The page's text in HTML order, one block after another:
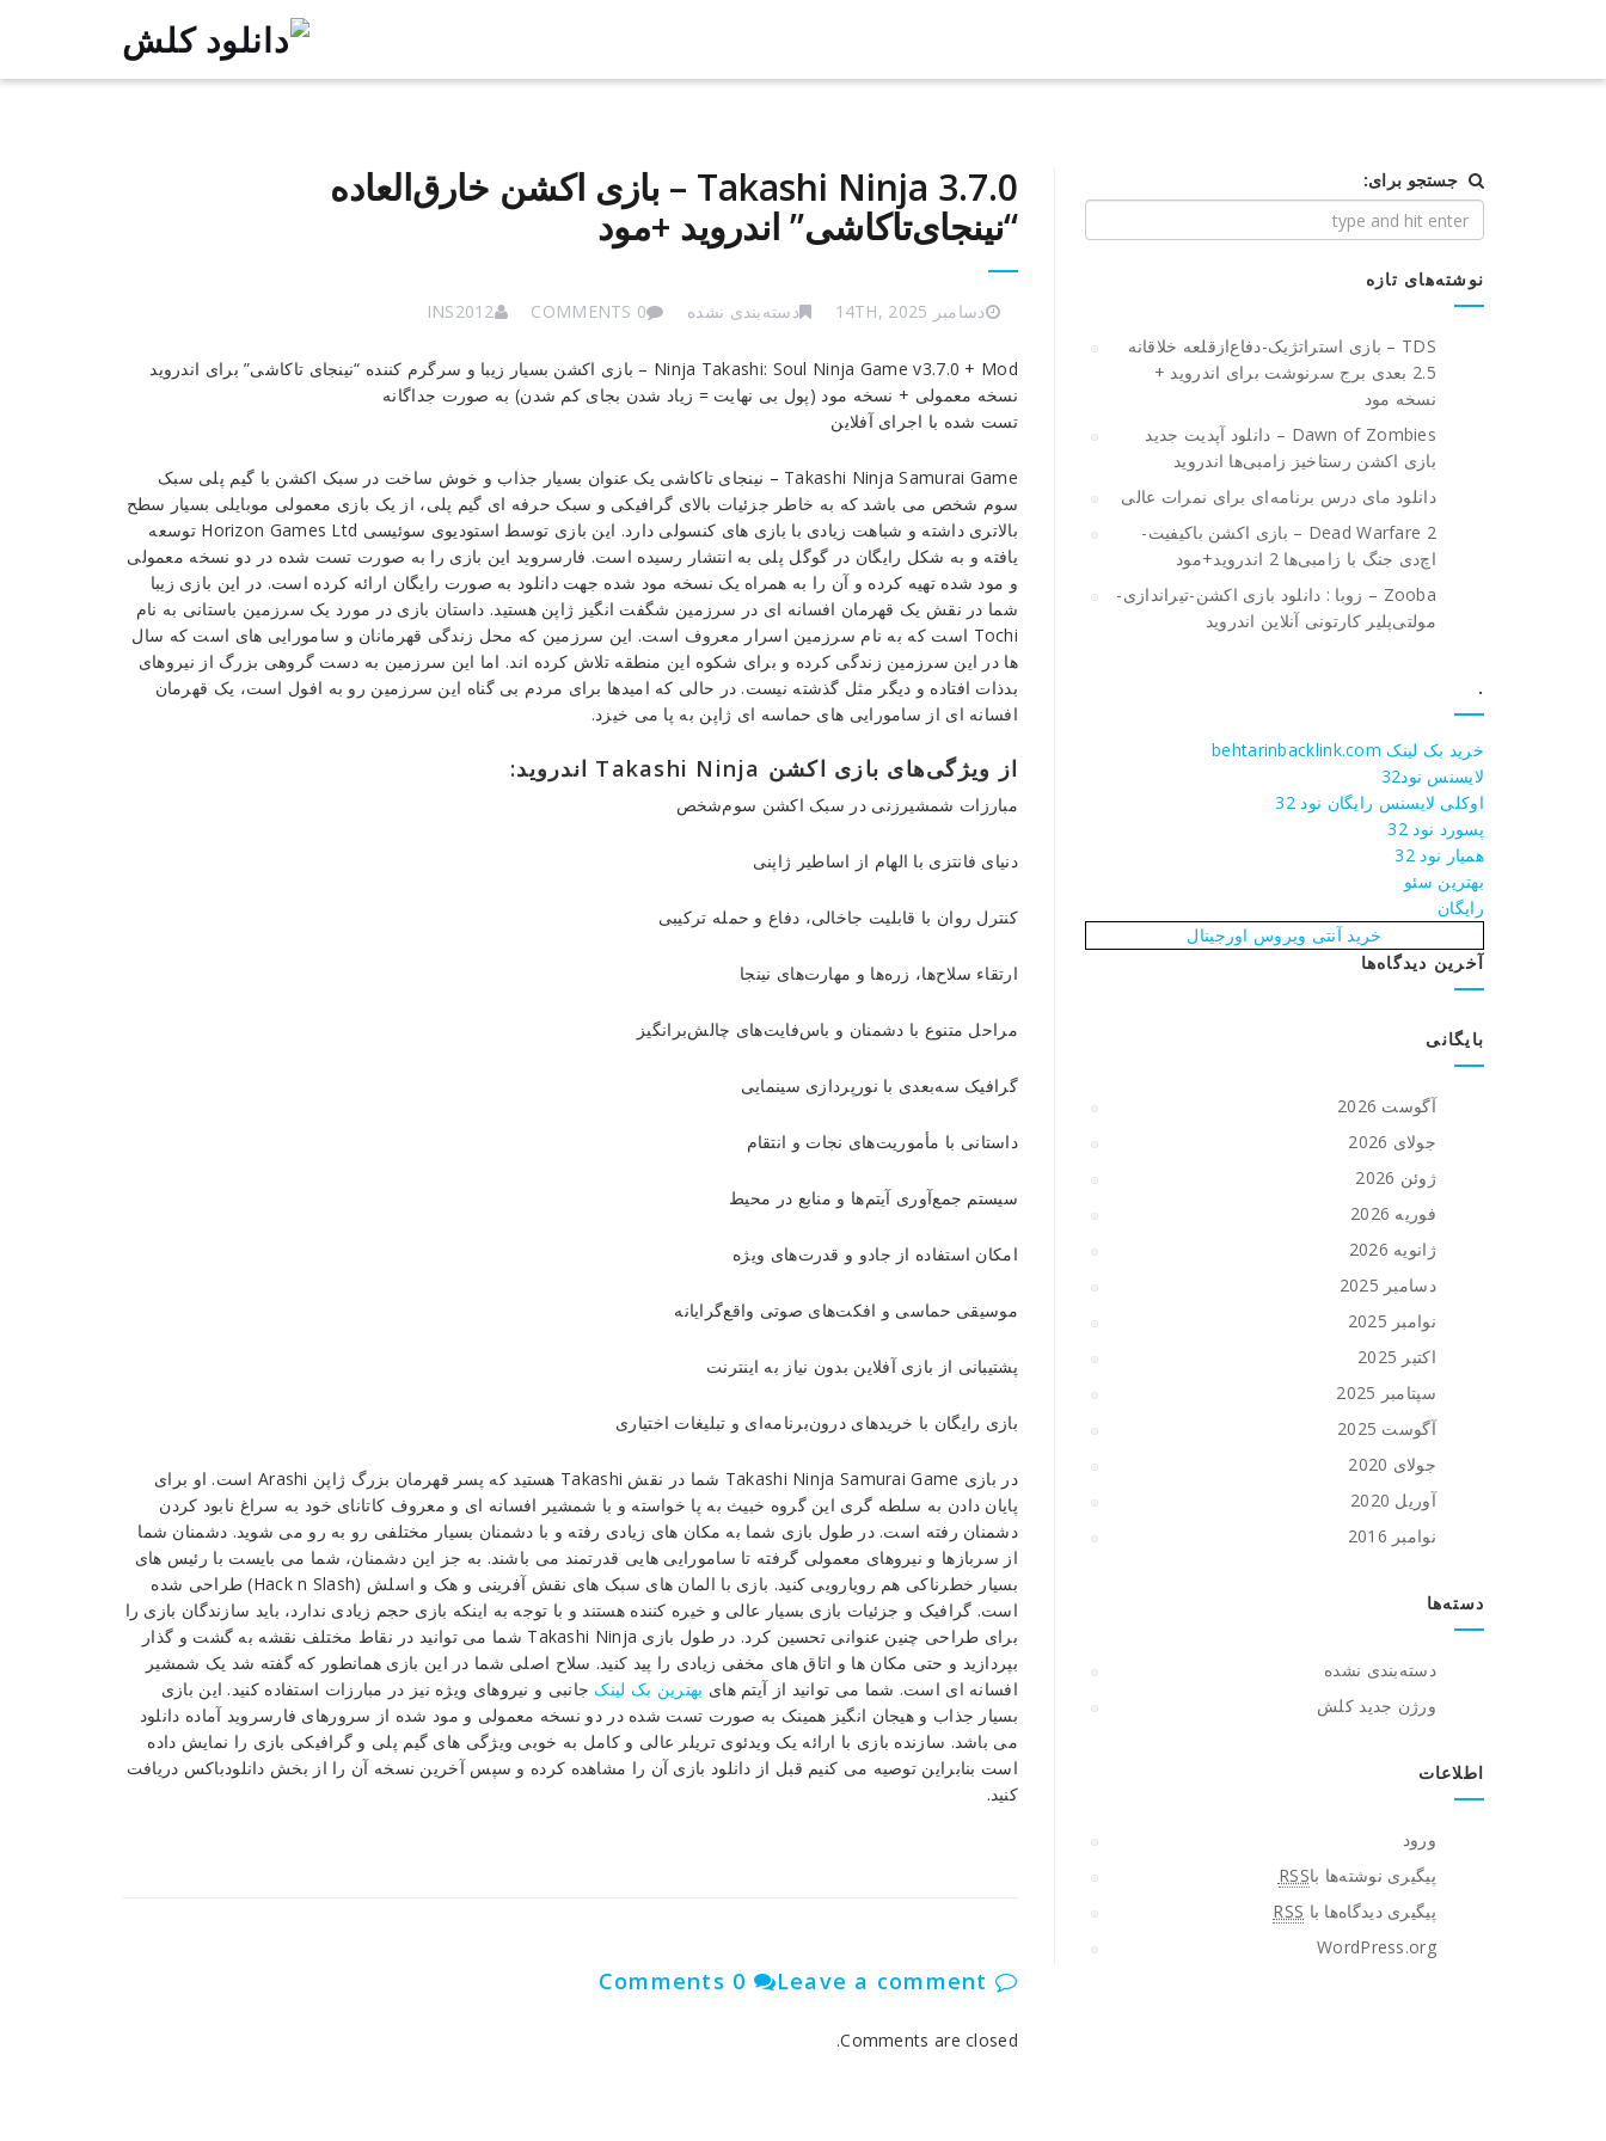
Takashi Ninja 3.7.0 – بازی اکشن خارق‌العاده
“نینجای‌تاکاشی” اندروید +مود
دسامبر 14TH, 2025 دسته‌بندی نشده 0 COMMENTS
INS2012
Takashi
Ninja
3.7.0
خارق‌العاده
“نینجای‌تاکاشی”
اندروید
+مود
Reviewed
Ins2012
Dec
14Rating:
Ninja Takashi: Soul Ninja Game v3.7.0 + Mod – بازی اکشن بسیار زیبا و سرگرم کننده “نینجای تاکاشی” برای اندروید
نسخه معمولی + نسخه مود (پول بی نهایت = زیاد شدن بجای کم شدن) به صورت جداگانه
تست شده با اجرای آفلاین
Takashi Ninja Samurai Game – نینجای تاکاشی یک عنوان بسیار جذاب و خوش ساخت در سبک اکشن با گیم پلی سبک
سوم شخص می باشد که به خاطر جزئیات بالای گرافیکی و سبک حرفه ای گیم پلی، از یک بازی معمولی موبایلی بسیار سطح
بالاتری داشته و شباهت زیادی با بازی های کنسولی دارد. این بازی توسط استودیوی سوئیسی Horizon Games Ltd توسعه
یافته و به شکل رایگان در گوگل پلی به انتشار رسیده است. فارسروید این بازی را به صورت تست شده در دو نسخه معمولی
و مود شده تهیه کرده و آن را به همراه یک نسخه مود شده جهت دانلود به صورت رایگان ارائه کرده است. در این بازی زیبا
شما در نقش یک قهرمان افسانه ای در سرزمین شگفت انگیز ژاپن هستید. داستان بازی در مورد یک سرزمین باستانی به نام
Tochi است که به نام سرزمین اسرار معروف است. این سرزمین که محل زندگی قهرمانان و سامورایی های است که سال
ها در این سرزمین زندگی کرده و برای شکوه این منطقه تلاش کرده اند. اما این سرزمین به دست گروهی بزرگ از نیروهای
بدذات افتاده و دیگر مثل گذشته نیست. در حالی که امیدها برای مردم بی گناه این سرزمین رو به افول است، یک قهرمان
افسانه ای از سامورایی های حماسه ای ژاپن به پا می خیزد.
از ویژگی‌های بازی اکشن Takashi Ninja اندروید:
مبارزات شمشیرزنی در سبک اکشن سوم‌شخص
دنیای فانتزی با الهام از اساطیر ژاپنی
کنترل روان با قابلیت جاخالی، دفاع و حمله ترکیبی
ارتقاء سلاح‌ها، زره‌ها و مهارت‌های نینجا
مراحل متنوع با دشمنان و باس‌فایت‌های چالش‌برانگیز
گرافیک سه‌بعدی با نورپردازی سینمایی
داستانی با مأموریت‌های نجات و انتقام
سیستم جمع‌آوری آیتم‌ها و منابع در محیط
امکان استفاده از جادو و قدرت‌های ویژه
موسیقی حماسی و افکت‌های صوتی واقع‌گرایانه
پشتیبانی از بازی آفلاین بدون نیاز به اینترنت
بازی رایگان با خریدهای درون‌برنامه‌ای و تبلیغات اختیاری
در بازی Takashi Ninja Samurai Game شما در نقش Takashi هستید که پسر قهرمان بزرگ ژاپن Arashi است. او برای
پایان دادن به سلطه گری این گروه خبیث به پا خواسته و با شمشیر افسانه ای و معروف کاتانای خود به سراغ نابود کردن
دشمنان رفته است. در طول بازی شما به مکان های زیادی رفته و با دشمنان بسیار مختلفی رو به رو می شوید. دشمنان شما
از سربازها و نیروهای معمولی گرفته تا سامورایی هایی قدرتمند می باشند. به جز این دشمنان، شما می بایست با رئیس های
بسیار خطرناکی هم رویارویی کنید. بازی با المان های سبک های نقش آفرینی و هک و اسلش (Hack n Slash) طراحی شده
است. گرافیک و جزئیات بازی بسیار عالی و خیره کننده هستند و با توجه به اینکه بازی حجم زیادی ندارد، باید سازندگان بازی را
برای طراحی چنین عنوانی تحسین کرد. در طول بازی Takashi Ninja شما می توانید در نقاط مختلف نقشه به گشت و گذار
بپردازید و حتی مکان ها و اتاق های مخفی زیادی را پید کنید. سلاح اصلی شما در این بازی همانطور که گفته شد یک شمشیر
افسانه ای است. شما می توانید از آیتم های بهترین بک لینک جانبی و نیروهای ویژه نیز در مبارزات استفاده کنید. این بازی
بسیار جذاب و هیجان انگیز همینک به صورت تست شده در دو نسخه معمولی و مود شده از سرورهای فارسروید آماده دانلود
می باشد. سازنده بازی با ارائه یک ویدئوی تریلر عالی و کامل به خوبی ویژگی های گیم پلی و گرافیکی بازی را نمایش داده
است بنابراین توصیه می کنیم قبل از دانلود بازی آن را مشاهده کرده و سپس آخرین نسخه آن را از بخش دانلودباکس دریافت
کنید.
Comments are closed.
جستجو برای:
نوشته‌های تازه
TDS – بازی استراتژیک-دفاع‌از‌قلعه خلاقانه
2.5 بعدی برج سرنوشت برای اندروید +
نسخه مود
Dawn of Zombies – دانلود آپدیت جدید
بازی اکشن رستاخیز زامبی‌ها اندروید
دانلود مای درس برنامه‌ای برای نمرات عالی
Dead Warfare 2 – بازی اکشن باکیفیت-
اچ‌دی جنگ با زامبی‌ها 2 اندروید+مود
Zooba – زوبا : دانلود بازی اکشن-تیراندازی-
مولتی‌پلیر کارتونی آنلاین اندروید
.
خرید بک لینک behtarinbacklink.com
لایسنس نود32
اوکلی لایسنس رایگان نود 32
پسورد نود 32
همیار نود 32
بهترین سئو
رایگان
خرید آنتی ویروس اورجینال
آخرین دیدگاه‌ها
بایگانی
آگوست 2026
جولای 2026
ژوئن 2026
فوریه 2026
ژانویه 2026
دسامبر 2025
نوامبر 2025
اکتبر 2025
سپتامبر 2025
آگوست 2025
جولای 2020
آوریل 2020
نوامبر 2016
دسته‌ها
دسته‌بندی نشده
ورژن جدید کلش
اطلاعات
ورود
پیگیری نوشته‌ها باRSS
پیگیری دیدگاه‌ها با RSS
WordPress.org